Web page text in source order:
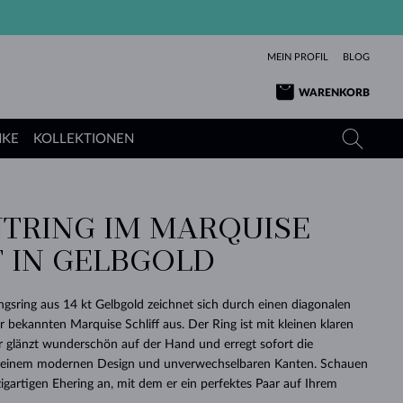
MEIN PROFIL BLOG
WARENKORB
RICHTIGEN
DURCHSEHEN
LIEBE
DURCHSEHEN
GELBGOLD
ROSÉGOLD
ANGEBOT
DURCHSEHEN
TANSANITE
TOPASE
TURMALINE
MOLDAVITE
BABY-OHRRINGE
HOCHZEITSOHRRINGE
SCHÖN
DURCHSEHEN
TURMALINE
MOLDAVITE
MINERALKETTEN
PERLEN ANHÄNGER
WEISSGOLD
GELBGOLD
SIMPLEN
DINGE
ARMBÄNDER
DURCHSEHEN
PERLEN
DURCHSEHEN
SAPHIRE
SMARAGDE
MOLDAVITE
MINERALIEN
HOCHZEITSSCHMUCK
GELBGOLD
KLENOTA
DURCHSEHEN
SCHENKEN
DURCHSEHEN
KOLLEKTIONEN
KOLLEKTIONEN
DURCHSEHEN
IM MARQUISE
IN GELBGOLD
aus 14 kt Gelbgold zeichnet sich durch einen diagonalen
bekannten Marquise Schliff aus. Der Ring ist mit kleinen klaren
glänzt wunderschön auf der Hand und erregt sofort die
modernen Design und unverwechselbaren Kanten. Schauen
Ehering an, mit dem er ein perfektes Paar auf Ihrem